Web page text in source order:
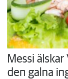
Messi
den galna